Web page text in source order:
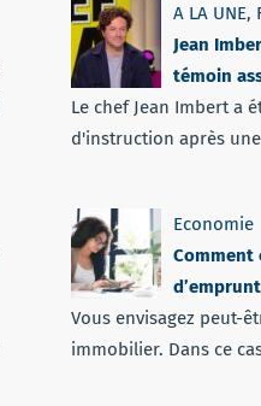
A LA UNE,
Jean
témoin
Le chef Jean Imbert a
d'instruction après
Economie
Comment
Vous envisagez peut-
immobilier. Dans ce